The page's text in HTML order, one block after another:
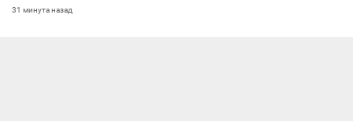
31 минута назад